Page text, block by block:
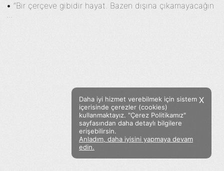
Facebook Twitter Instagram
Sözümoki © 2020 - V.8
•“Bir çerçeve gibidir hayat. Bazen dışına çıkamayacağın
...
X
Daha iyi hizmet verebilmek için sistem
içerisinde çerezler (cookies)
kullanmaktayız. "Çerez Politikamız"
sayfasından daha detaylı bilgilere
erişebilirsin.
Anladım, daha iyisini yapmaya devam
edin.